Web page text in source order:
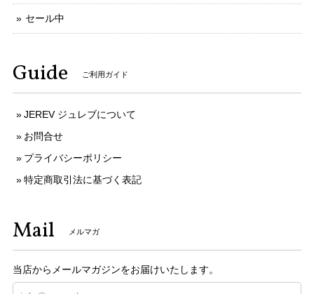
セール中
Guide ご利用ガイド
JEREV ジュレブについて
お問合せ
プライバシーポリシー
特定商取引法に基づく表記
Mail メルマガ
当店からメールマガジンをお届けいたします。